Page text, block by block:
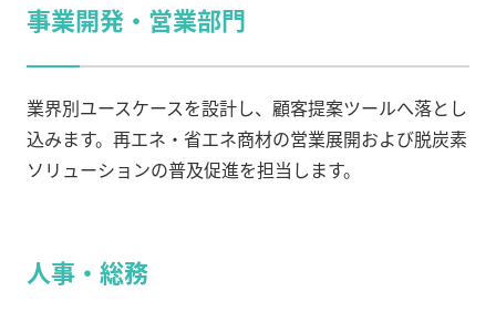
事業開発・営業部門
業界別ユースケースを設計し、顧客提案ツールへ落とし
込みます。再エネ・省エネ商材の営業展開および脱炭素
ソリューションの普及促進を担当します。
人事・総務